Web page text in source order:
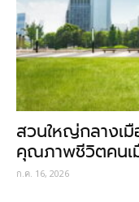
สวนใหญ่กลางเ
คุณภาพชีวิตคนเ
ก.ค. 16, 2026